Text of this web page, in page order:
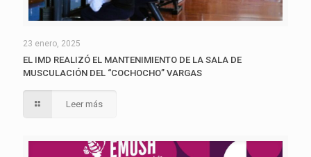
23 enero, 2025
EL IMD REALIZÓ EL MANTENIMIENTO DE LA SALA DE
MUSCULACIÓN DEL “COCHOCHO” VARGAS
Leer más